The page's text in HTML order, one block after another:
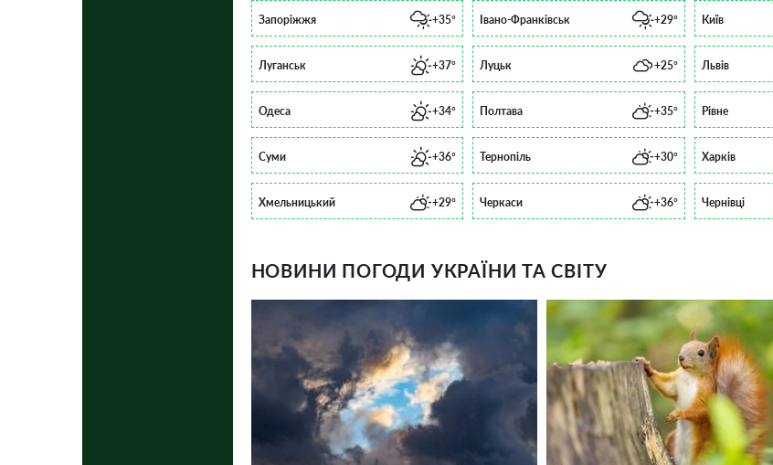
Запоріжжя +35° Івано-Франківськ +29° Київ
Луганськ +37° Луцьк +25° Львів
Одеса +34° Полтава +35° Рівне
Суми +36° Тернопіль +30° Харків
Хмельницький +29° Черкаси +36° Чернівці
НОВИНИ ПОГОДИ УКРАЇНИ ТА СВІТУ